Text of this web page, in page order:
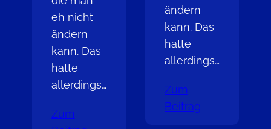
eh nicht
ändern
kann. Das
hatte
allerdings…
Zum
ändern
kann. Das
hatte
allerdings…
Zum
Beitrag